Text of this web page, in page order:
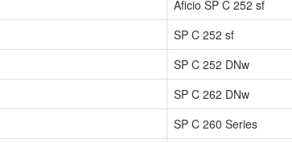
Aficio SP C 252 sf
SP C 252 sf
SP C 252 DNw
SP C 262 DNw
SP C 260 Series